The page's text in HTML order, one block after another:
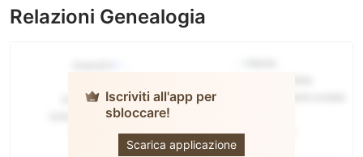
Relazioni Genealogia
Iscriviti all'app per
sbloccare!
Scarica applicazione
STB